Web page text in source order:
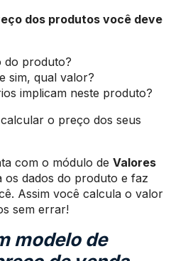
dos produtos você deve
do produto?
sim, qual valor?
implicam neste produto?
o preço dos seus
com o módulo de Valores
os dados do produto e faz
Assim você calcula o valor
sem errar!
modelo de